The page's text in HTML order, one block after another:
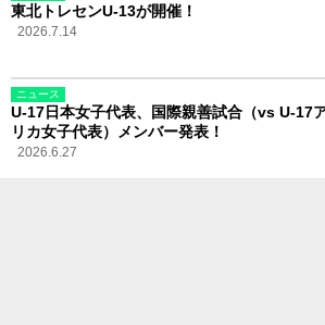
東北トレセンU-13が開催！
2026.7.14
ニュース
U-17日本女子代表、国際親善試合（vs U-17
リカ女子代表）メンバー発表！
2026.6.27